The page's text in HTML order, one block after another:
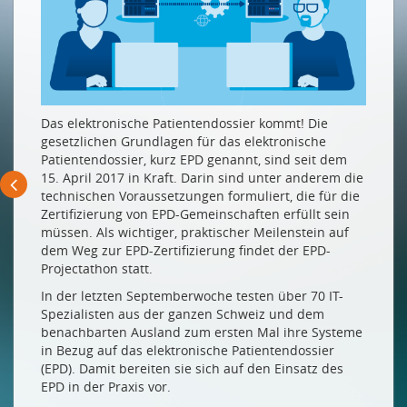
Unsere Verwaltungsabläufe sind so gut wie deutsche
Dieselmotoren umweltfreundlich sind
Nos procédures administratives sont à la Suisse ce
que les moteurs diesel allemands sont à
l’environnement
DER E-CITIZEN
Wie Blockchain den Weg für die digitale Gesellschaft
der Zukunft ebnet
Bitcoin – Die Grundidee veranschaulicht
Digitale Identität für Identitätslose
Wie verändert das digitale Informationsmanagement
die Organisation des Staats?
Beim E-Government harzt es in der Schweiz
Zug: Blockchain-Identität für alle Einwohner
E-HEALTH
Ein Mammutprojekt wird Realität
Das elektronische Patientendossier kommt! Die
gesetzlichen Grundlagen für das elektronische
Patientendossier, kurz EPD genannt, sind seit dem
15. April 2017 in Kraft. Darin sind unter anderem die
technischen Voraussetzungen formuliert, die für die
Zertifizierung von EPD-Gemeinschaften erfüllt sein
müssen. Als wichtiger, praktischer Meilenstein auf
dem Weg zur EPD-Zertifizierung findet der EPD-
Projectathon statt.
In der letzten Septemberwoche testen über 70 IT-
Spezialisten aus der ganzen Schweiz und dem
benachbarten Ausland zum ersten Mal ihre Systeme
in Bezug auf das elektronische Patientendossier
(EPD). Damit bereiten sie sich auf den Einsatz des
EPD in der Praxis vor.